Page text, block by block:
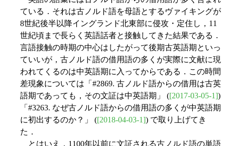
ている．それは古ノルド語を母語とするヴァイキングが
8世紀後半以降イングランド北東部に侵攻・定住し，11
世紀頃まで長らく英語話者と接触してきた結果である．
言語接触の時期の中心はしたがって後期古英語期といっ
ていいが，古ノルド語の借用語の多くが実際に文献に現
われてくるのは中英語期に入ってからである．この時間
差現象については「#2869. 古ノルド語からの借用は古英
語期であっても，その文証は中英語期」 ([2017-03-05-1])
「#3263. なぜ古ノルド語からの借用語の多くが中英語期
に初出するのか？」 ([2018-04-03-1]) で取り上げてき
た．
とはいえ，1100年以前に文証される古ノルド語の単語